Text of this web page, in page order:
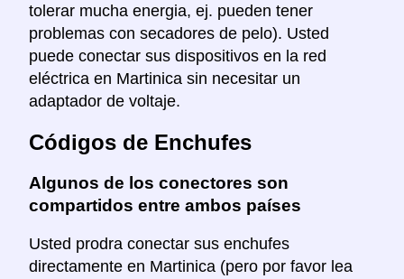
tolerar mucha energia, ej. pueden tener
problemas con secadores de pelo). Usted
puede conectar sus dispositivos en la red
eléctrica en Martinica sin necesitar un
adaptador de voltaje.
Códigos de Enchufes
Algunos de los conectores son
compartidos entre ambos países
Usted prodra conectar sus enchufes
directamente en Martinica (pero por favor lea